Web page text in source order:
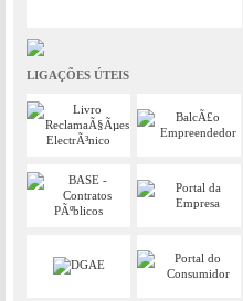
LIGAÇÕES ÚTEIS